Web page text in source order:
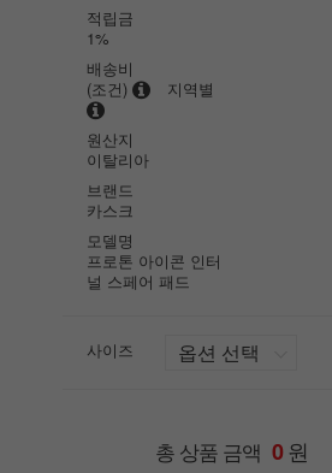
적립금
1%
배송비
(조건)
지역별
원산지
이탈리아
브랜드
카스크
모델명
프로톤 아이콘 인터
널 스페어 패드
사이즈
총 상품 금액 0원